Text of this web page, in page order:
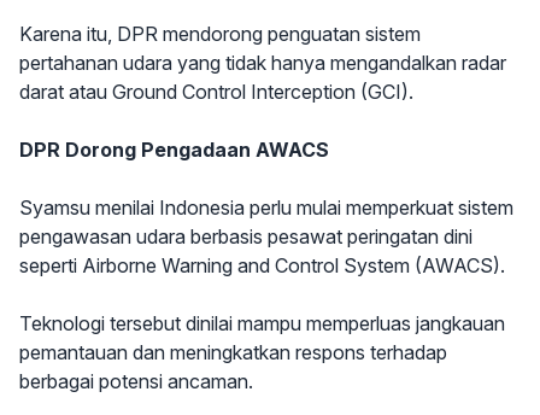
Karena itu, DPR mendorong penguatan sistem
pertahanan udara yang tidak hanya mengandalkan radar
darat atau Ground Control Interception (GCI).
DPR Dorong Pengadaan AWACS
Syamsu menilai Indonesia perlu mulai memperkuat sistem
pengawasan udara berbasis pesawat peringatan dini
seperti Airborne Warning and Control System (AWACS).
Teknologi tersebut dinilai mampu memperluas jangkauan
pemantauan dan meningkatkan respons terhadap
berbagai potensi ancaman.